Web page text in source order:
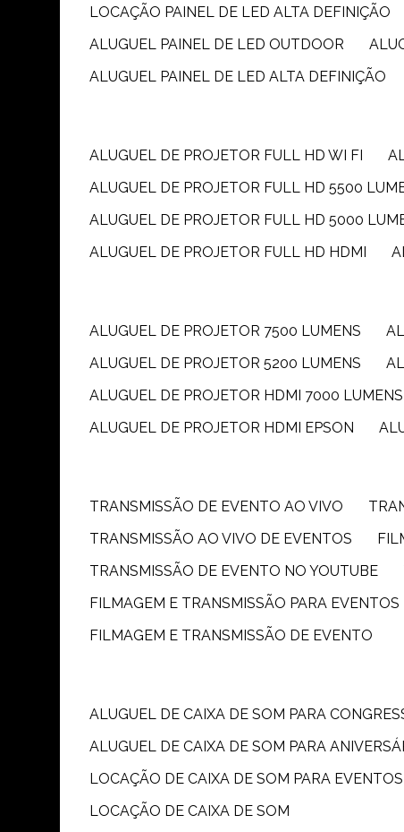
LOCAÇÃO PAINEL DE LED ALTA DEFINIÇÃO
ALUGUEL PAINEL DE LED OUTDOOR
ALUGUEL PAINEL DE LED ALTA DEFINIÇÃO
ALUGUEL DE PROJETOR FULL HD WI FI
ALUGUEL DE PROJETOR FULL HD 5500
ALUGUEL DE PROJETOR FULL HD 5000
ALUGUEL DE PROJETOR FULL HD HDMI
ALUGUEL DE PROJETOR 7500 LUMENS
ALUGUEL DE PROJETOR 5200 LUMENS
ALUGUEL DE PROJETOR HDMI 7000 LUMENS
ALUGUEL DE PROJETOR HDMI EPSON
TRANSMISSÃO DE EVENTO AO VIVO
TRANSMISSÃO AO VIVO DE EVENTOS
TRANSMISSÃO DE EVENTO NO YOUTUBE
FILMAGEM E TRANSMISSÃO PARA EVENTOS
FILMAGEM E TRANSMISSÃO DE EVENTO
ALUGUEL DE CAIXA DE SOM PARA
ALUGUEL DE CAIXA DE SOM PARA
LOCAÇÃO DE CAIXA DE SOM PARA EVENTOS
LOCAÇÃO DE CAIXA DE SOM